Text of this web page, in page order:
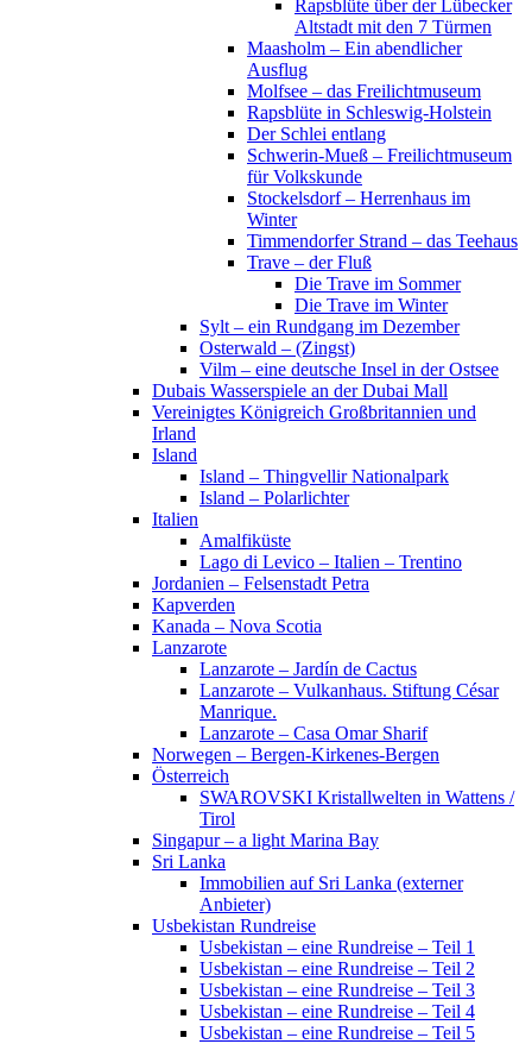
Rapsblüte über der Lübecker
Altstadt mit den 7 Türmen
Maasholm – Ein abendlicher
Ausflug
Molfsee – das Freilichtmuseum
Rapsblüte in Schleswig-Holstein
Der Schlei entlang
Schwerin-Mueß – Freilichtmuseum
für Volkskunde
Stockelsdorf – Herrenhaus im
Winter
Timmendorfer Strand – das Teehaus
Trave – der Fluß
Die Trave im Sommer
Die Trave im Winter
Sylt – ein Rundgang im Dezember
Osterwald – (Zingst)
Vilm – eine deutsche Insel in der Ostsee
Dubais Wasserspiele an der Dubai Mall
Vereinigtes Königreich Großbritannien und
Irland
Island
Island – Thingvellir Nationalpark
Island – Polarlichter
Italien
Amalfiküste
Lago di Levico – Italien – Trentino
Jordanien – Felsenstadt Petra
Kapverden
Kanada – Nova Scotia
Lanzarote
Lanzarote – Jardín de Cactus
Lanzarote – Vulkanhaus. Stiftung César
Manrique.
Lanzarote – Casa Omar Sharif
Norwegen – Bergen-Kirkenes-Bergen
Österreich
SWAROVSKI Kristallwelten in Wattens /
Tirol
Singapur – a light Marina Bay
Sri Lanka
Immobilien auf Sri Lanka (externer
Anbieter)
Usbekistan Rundreise
Usbekistan – eine Rundreise – Teil 1
Usbekistan – eine Rundreise – Teil 2
Usbekistan – eine Rundreise – Teil 3
Usbekistan – eine Rundreise – Teil 4
Usbekistan – eine Rundreise – Teil 5